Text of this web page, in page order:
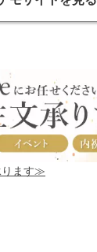
ります≫